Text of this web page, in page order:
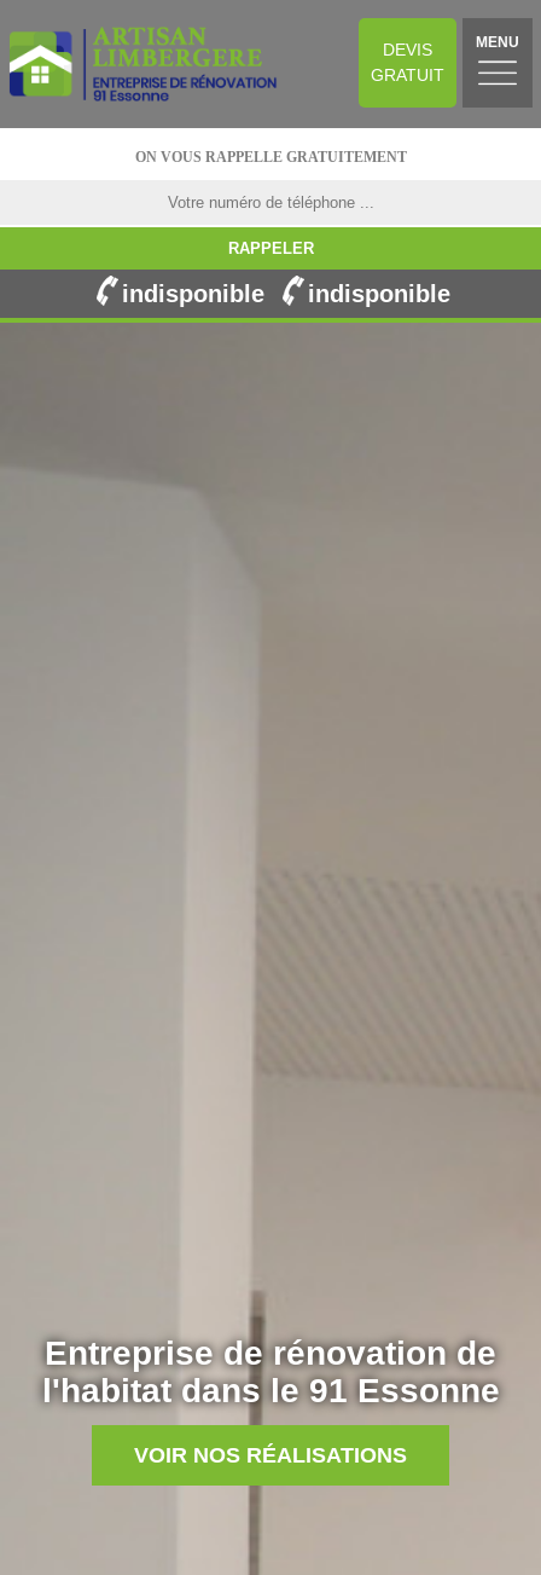
DEVIS
GRATUIT
MENU
ON VOUS RAPPELLE GRATUITEMENT
indisponible indisponible
Entreprise de rénovation de
l'habitat dans le 91 Essonne
VOIR NOS RÉALISATIONS